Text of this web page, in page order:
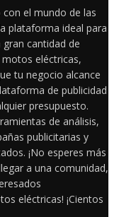
el mundo de las
plataforma ideal para
cantidad de
eléctricas,
tu negocio alcance
de publicidad
presupuesto.
de análisis,
publicitarias y
¡No esperes más
a una comunidad,
eléctricas! ¡Cientos